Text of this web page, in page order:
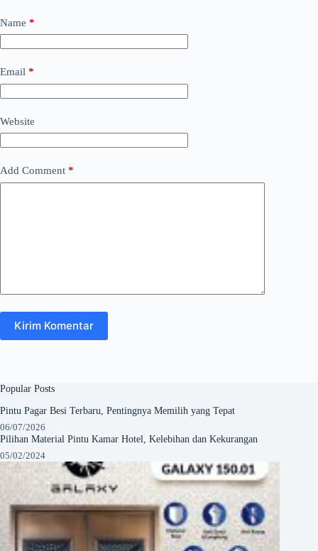
Name *
Email *
Website
Add Comment *
Kirim Komentar
Popular Posts
Pintu Pagar Besi Terbaru, Pentingnya Memilih yang Tepat
06/07/2026
Pilihan Material Pintu Kamar Hotel, Kelebihan dan Kekurangan
05/02/2024